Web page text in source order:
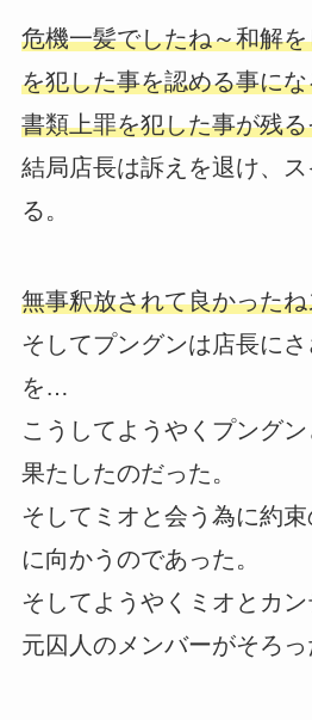
危機一髪でしたね～和解
を犯した事を認める事に
書類上罪を犯した事が残
結局店長は訴えを退け、
る。
無事釈放されて良かった
そしてプングンは店長に
を…
こうしてようやくプング
果たしたのだった。
そしてミオと会う為に約
に向かうのであった。
そしてようやくミオとカ
元囚人のメンバーがそろっ